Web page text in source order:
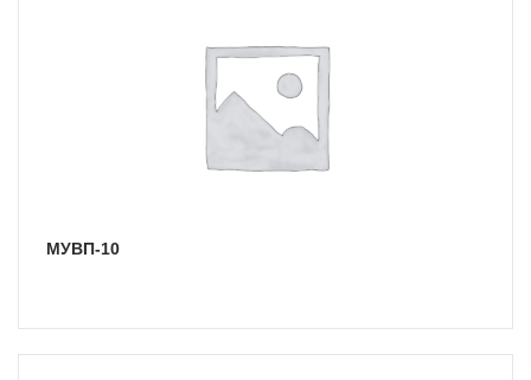
МУВП-10